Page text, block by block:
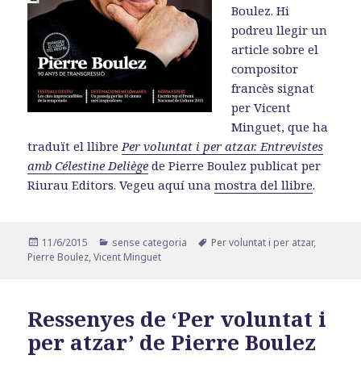
Boulez. Hi
podreu llegir un
article sobre el
compositor
francès signat
per Vicent
Minguet, que ha
traduït el llibre Per voluntat i per atzar. Entrevistes
amb Célestine Deliège de Pierre Boulez publicat per
Riurau Editors. Vegeu aquí unamostra del llibre.
Publicat
el
11/6/2015 Categories
sense categoria Etiquetes
Per voluntat i per atzar,
Pierre Boulez,Vicent Minguet
Ressenyes de ‘Per voluntat i
per atzar’ de Pierre Boulez